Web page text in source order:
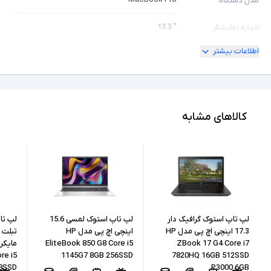
اندازه نمایشگر " 13.3
امکان چرخش
نسل پردازنده
8GB
حافظه داخلی 256GB
نوع حافظه داخلی
اطلاعات بیشتر
کالاهای مشابه
لپ تاپ استوک گرافیک دار
17.3 اینچی اچ پی مدل HP
ZBook 17 G4 Core i7
7820HQ 16GB 512SSD
P3000 6GB
لپ تاپ استوک لمسی 15.6
اینچی اچ پی مدل HP
EliteBook 850 G8 Core i5
1145G7 8GB 256SSD
لپ
i5